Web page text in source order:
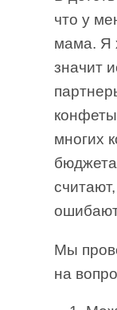
что у
мама. Я
значит
многих
Мы
на